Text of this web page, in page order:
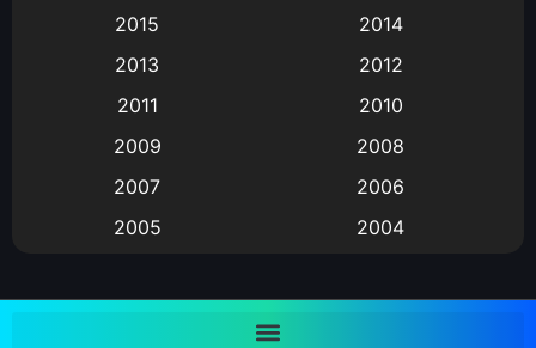
Animation แอนิเมชัน
(9)
Big tits (นมใหญ่)
Bitch (ผู้หญิงร่าน)
2015
2014
2013
2012
2011
2010
2009
2008
2007
2006
2005
2004